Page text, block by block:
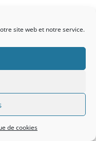
site web et notre service.
de cookies
: Mairie d'Andeville
d'engagement